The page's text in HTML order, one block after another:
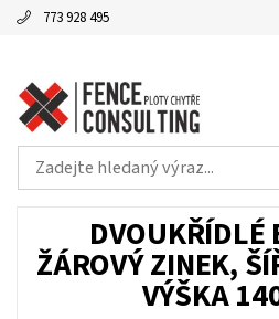
773 928 495
DVOUKŘÍDLÉ
ŽÁROVÝ ZINEK,
VÝŠKA